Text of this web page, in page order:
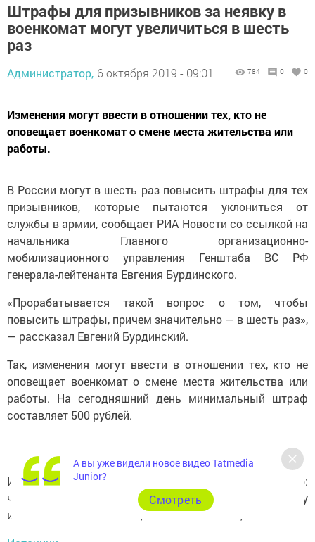
Штрафы для призывников за неявку в
военкомат могут увеличиться в шесть
раз
Администратор, 6 октября 2019 - 09:01 784 0 0
Изменения могут ввести в отношении тех, кто не
оповещает военкомат о смене места жительства или
работы.
В России могут в шесть раз повысить штрафы для тех
призывников, которые пытаются уклониться от
службы в армии, сообщает РИА Новости со ссылкой на
начальника Главного организационно-
мобилизационного управления Генштаба ВС РФ
генерала-лейтенанта Евгения Бурдинского.
«Прорабатывается такой вопрос о том, чтобы
повысить штрафы, причем значительно — в шесть раз»,
— рассказал Евгений Бурдинский.
Так, изменения могут ввести в отношении тех, кто не
оповещает военкомат о смене места жительства или
работы. На сегодняшний день минимальный штраф
составляет 500 рублей.
Источник также отметил положительную тенденцию:
число уклонистов в стране снижается. Если в 2014 году
их было 6 тысяч человек, то сейчас около 1,6 тысяч.
А вы уже видели новое видео Tatmedia
Junior?
Cмотреть